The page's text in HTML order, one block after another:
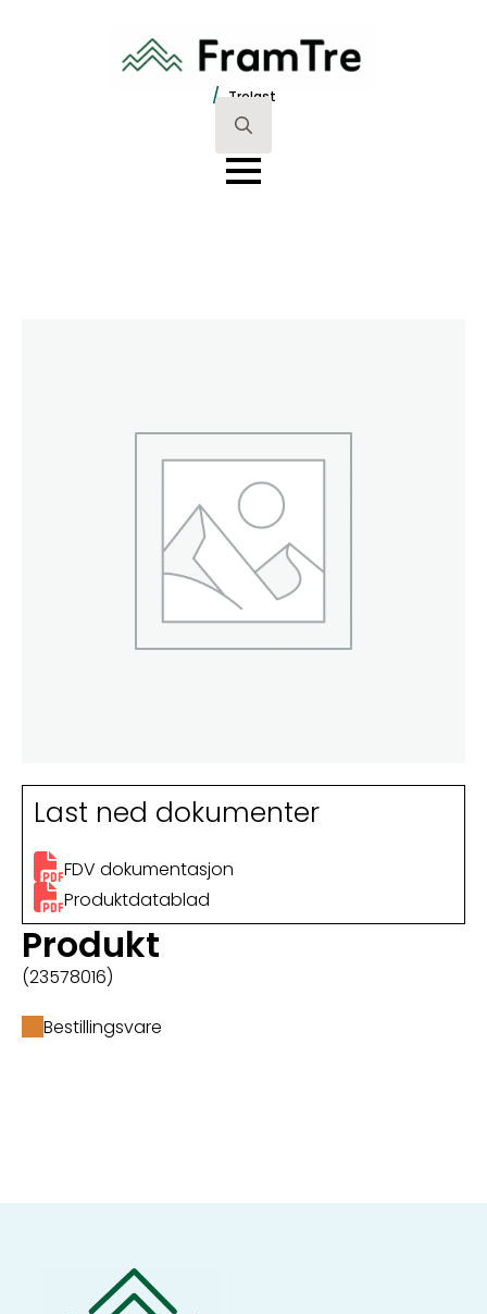
/ Trelast
Search
for:
Last ned dokumenter
FDV dokumentasjon
Produktdatablad
Produkt
(23578016)
Bestillingsvare